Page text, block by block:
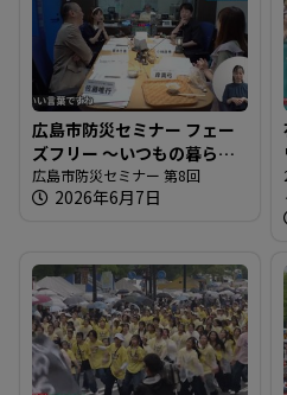
広島市防災セミナー フェー
ズフリー 〜いつもの暮らし
をもしもの支えに〜
広島市防災セミナー 第8回
2026年6月7日